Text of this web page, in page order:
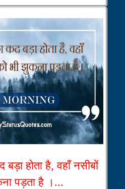
होता है, वहाँ नसीबों
पड़ता है ।...